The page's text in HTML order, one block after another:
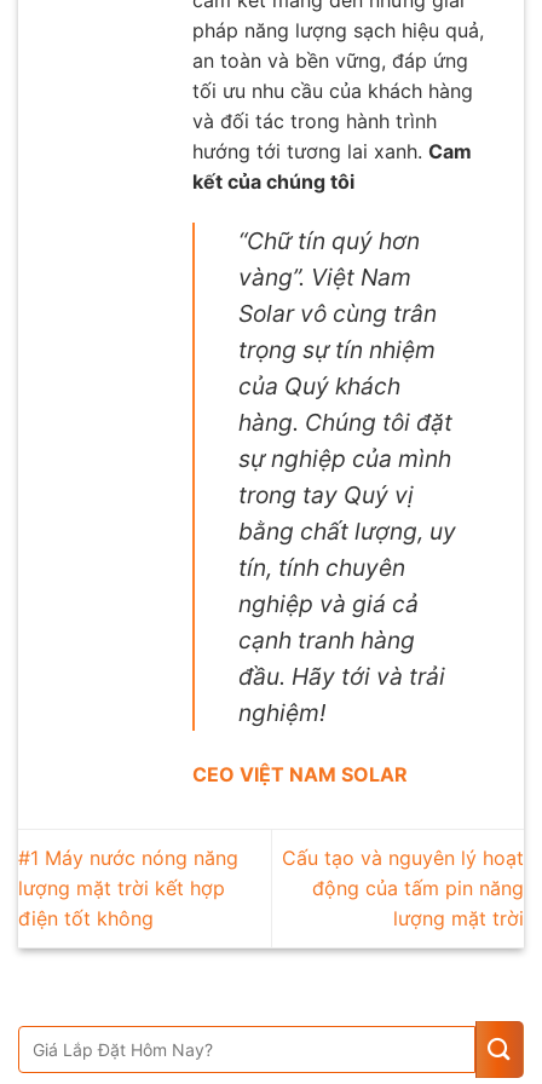
pháp năng lượng sạch hiệu quả,
an toàn và bền vững, đáp ứng
tối ưu nhu cầu của khách hàng
và đối tác trong hành trình
hướng tới tương lai xanh. Cam
kết của chúng tôi
“Chữ tín quý hơn
vàng”. Việt Nam
Solar vô cùng trân
trọng sự tín nhiệm
của Quý khách
hàng. Chúng tôi đặt
sự nghiệp của mình
trong tay Quý vị
bằng chất lượng, uy
tín, tính chuyên
nghiệp và giá cả
cạnh tranh hàng
đầu. Hãy tới và trải
nghiệm!
CEO VIỆT NAM SOLAR
#1 Máy nước nóng năng
lượng mặt trời kết hợp
điện tốt không
Cấu tạo và nguyên lý hoạt
động của tấm pin năng
lượng mặt trời